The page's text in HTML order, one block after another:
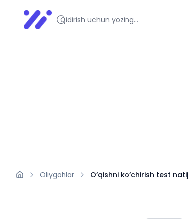
Infoedu
Ta&#039;lim xabarlari va yangiliklari
Oliygohlar O‘qishni ko‘chirish test